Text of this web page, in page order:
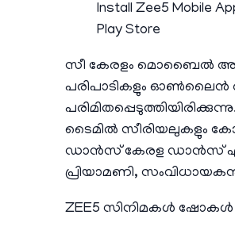
Install Zee5 Mobile
Play Store
സീ കേരളം മൊബൈൽ
പരിപാടികളും ഓണ്‍ലൈന്‍
ടൈമില്‍ സീരിയലുകളും
ഡാൻസ് കേരള ഡാൻസ്
പ്രിയാമണി,
ZEE5 സിനിമകൾ ഷോകൾ